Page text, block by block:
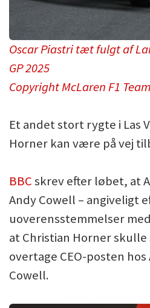
Oscar Piastri tæt fulgt af
GP 2025
Copyright McLaren F1 Team
Et andet stort rygte i Las
Horner kan være på vej
BBCskrev efter løbet, at
Andy Cowell – angiveligt
uoverensstemmelser
at Christian Horner
overtage CEO-posten
Cowell.